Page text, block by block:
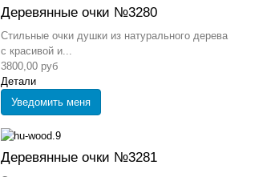
Деревянные очки №3280
Стильные очки душки из натурального дерева
с красивой и...
3800,00 руб
Детали
Уведомить меня
Деревянные очки №3281